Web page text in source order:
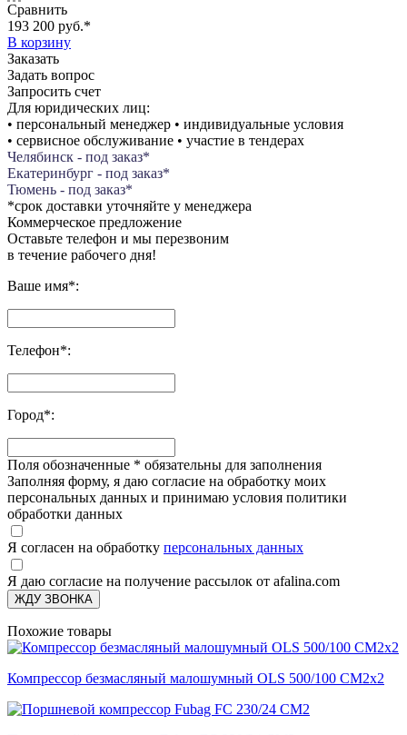
Сравнить
193 200 руб.*
В корзину
Заказать
Задать вопрос
Запросить счет
Для юридических лиц:
• персональный менеджер • индивидуальные условия
• сервисное обслуживание • участие в тендерах
Челябинск - под заказ*
Екатеринбург - под заказ*
Тюмень - под заказ*
*срок доставки уточняйте у менеджера
Коммерческое предложение
Оставьте телефон и мы перезвоним
в течение рабочего дня!
Ваше имя*:
Телефон*:
Город*:
Поля обозначенные * обязательны для заполнения
Заполняя форму, я даю согласие на обработку моих
персональных данных и принимаю условия политики
обработки данных
Я согласен на обработку персональных данных
Я даю согласие на получение рассылок от afalina.com
ЖДУ ЗВОНКА
Похожие товары
Компрессор безмасляный малошумный OLS 500/100 CM2х2